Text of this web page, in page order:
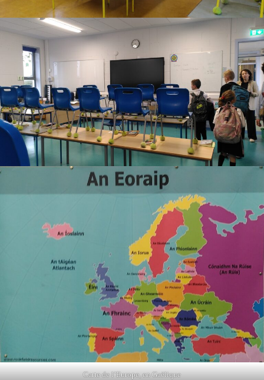
Carte de l’Europe, en Gaëlique